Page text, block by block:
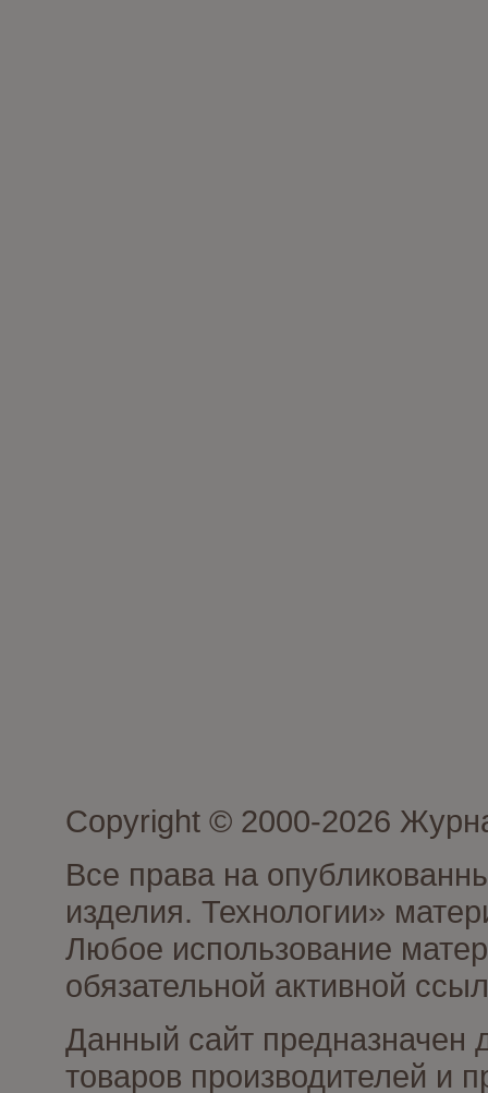
Copyright © 2000-2026
Все права на
изделия. Технологии»
Любое использование
обязательной активной
Данный сайт предназначен
товаров производителей и